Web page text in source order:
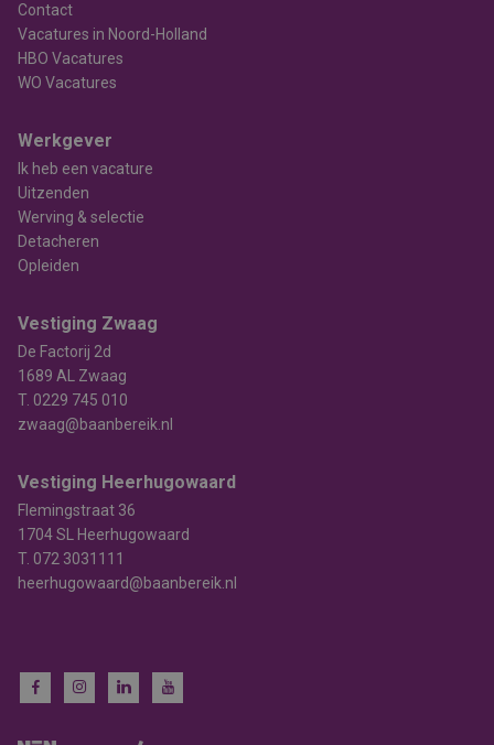
Contact
Vacatures in Noord-Holland
HBO Vacatures
WO Vacatures
Werkgever
Ik heb een vacature
Uitzenden
Werving & selectie
Detacheren
Opleiden
Vestiging Zwaag
De Factorij 2d
1689 AL Zwaag
T. 0229 745 010
zwaag@baanbereik.nl
Vestiging Heerhugowaard
Flemingstraat 36
1704 SL Heerhugowaard
T. 072 3031111
heerhugowaard@baanbereik.nl